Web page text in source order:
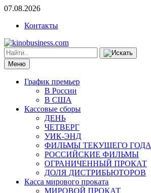
07.08.2026
Контакты
Меню
График премьер
В России
В США
Кассовые сборы
ДЕНЬ
ЧЕТВЕРГ
УИК-ЭНД
ФИЛЬМЫ ТЕКУЩЕГО ГОДА
РОССИЙСКИЕ ФИЛЬМЫ
ОГРАНИЧЕННЫЙ ПРОКАТ
ДОЛЯ ДИСТРИБЬЮТОРОВ
Касса мирового проката
МИРОВОЙ ПРОКАТ